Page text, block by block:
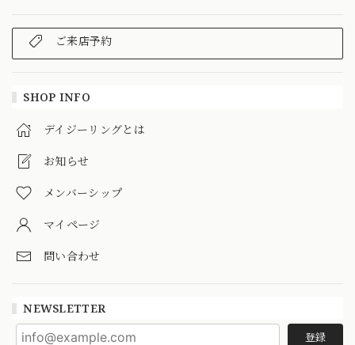
ご来店予約
SHOP INFO
デイジーリングとは
お知らせ
メンバーシップ
マイページ
問い合わせ
NEWSLETTER
登録